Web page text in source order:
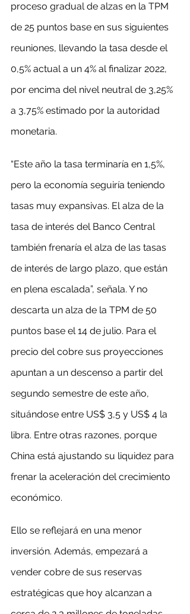
proceso gradual de alzas en la TPM
de 25 puntos base en sus siguientes
reuniones, llevando la tasa desde el
0,5% actual a un 4% al finalizar 2022,
por encima del nivel neutral de 3,25%
a 3,75% estimado por la autoridad
monetaria.
“Este año la tasa terminaría en 1,5%,
pero la economía seguiría teniendo
tasas muy expansivas. El alza de la
tasa de interés del Banco Central
también frenaría el alza de las tasas
de interés de largo plazo, que están
en plena escalada”, señala. Y no
descarta un alza de la TPM de 50
puntos base el 14 de julio. Para el
precio del cobre sus proyecciones
apuntan a un descenso a partir del
segundo semestre de este año,
situándose entre US$ 3,5 y US$ 4 la
libra. Entre otras razones, porque
China está ajustando su liquidez para
frenar la aceleración del crecimiento
económico.
Ello se reflejará en una menor
inversión. Además, empezará a
vender cobre de sus reservas
estratégicas que hoy alcanzan a